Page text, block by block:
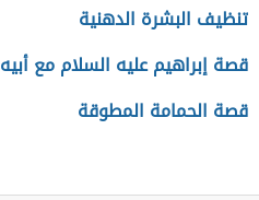
تنظيف البشرة الدهنية
قصة إبراهيم عليه السلام مع أبيه
قصة الحمامة المطوقة